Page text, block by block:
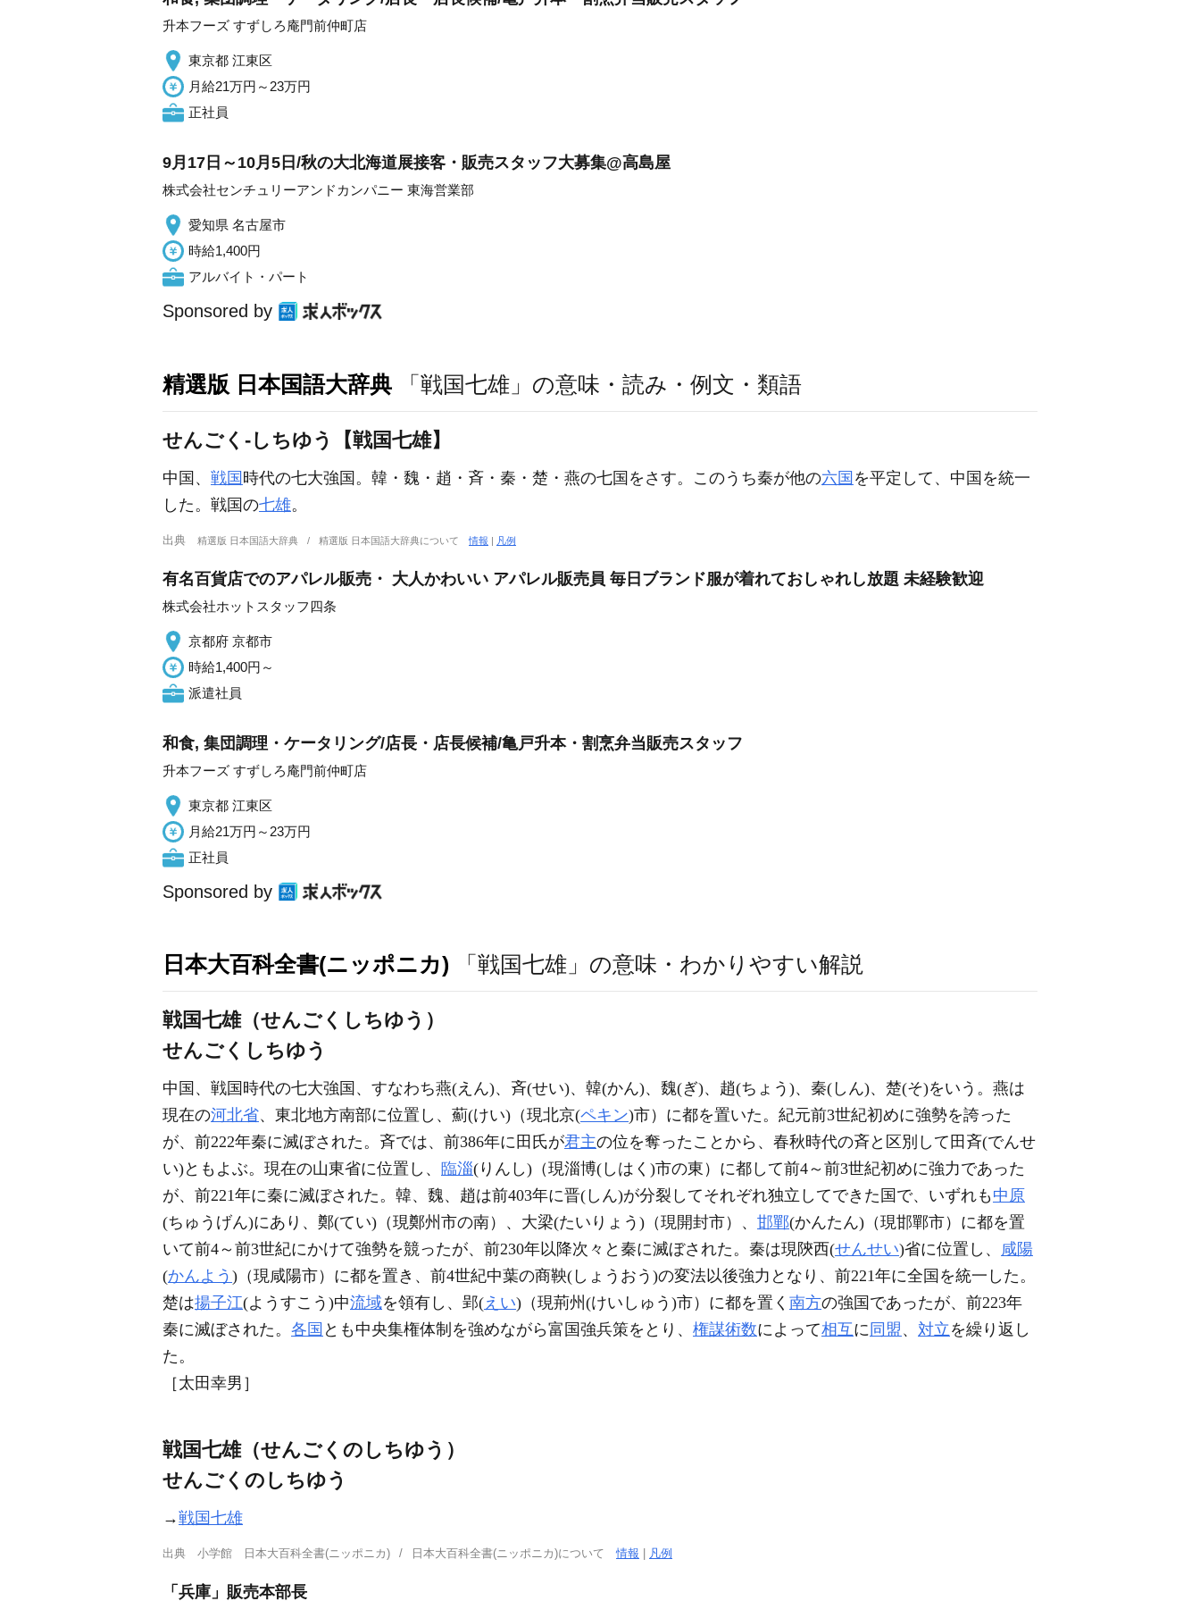
升本フーズ すずしろ庵門前仲町店
東京都 江東区
月給21万円～23万円
正社員
9月17日～10月5日/秋の大北海道展接客・販売スタッフ大募集@高島屋
株式会社センチュリーアンドカンパニー 東海営業部
愛知県 名古屋市
時給1,400円
アルバイト・パート
Sponsored by
精選版 日本国語大辞典 「戦国七雄」の意味・読み・例文・類語
せんごく‐しちゆう【戦国七雄】
中国、 戦国 時代の七大強国。韓・魏・趙・斉・秦・楚・燕の七国をさす。このうち秦が他の六国 を平定して、中国を統一
した。戦国の七雄。
出典 精選版 日本国語大辞典 精選版 日本国語大辞典について情報 | 凡例
有名百貨店でのアパレル販売・ 大人かわいい アパレル販売員 毎日ブランド服が着れておしゃれし放題 未経験歓迎
株式会社ホットスタッフ四条
京都府 京都市
時給1,400円～
派遣社員
和食, 集団調理・ケータリング/店長・店長候補/亀戸升本・割烹弁当販売スタッフ
升本フーズ すずしろ庵門前仲町店
東京都 江東区
月給21万円～23万円
正社員
Sponsored by
日本大百科全書(ニッポニカ) 「戦国七雄」の意味・わかりやすい解説
戦国七雄（せんごくしちゆう）
せんごくしちゆう
中国、戦国時代の七大強国、すなわち燕(えん)、斉(せい)、韓(かん)、魏(ぎ)、趙(ちょう)、秦(しん)、楚(そ)をいう。燕は
現在の河北省、東北地方南部に位置し、薊(けい)（現北京(ペキン)市）に都を置いた。紀元前3世紀初めに強勢を誇った
が、前222年秦に滅ぼされた。斉では、前386年に田氏が君主の位を奪ったことから、春秋時代の斉と区別して田斉(でんせ
い)ともよぶ。現在の山東省に位置し、 臨淄(りんし)（現淄博(しはく)市の東）に都して前4～前3世紀初めに強力であった
が、前221年に秦に滅ぼされた。韓、魏、趙は前403年に晋(しん)が分裂してそれぞれ独立してできた国で、いずれも 中原
(ちゅうげん)にあり、鄭(てい)（現鄭州市の南）、大梁(たいりょう)（現開封市）、 邯鄲(かんたん)（現邯鄲市）に都を置
いて前4～前3世紀にかけて強勢を競ったが、前230年以降次々と秦に滅ぼされた。秦は現陝西(せんせい)省に位置し、 咸陽
(かんよう )（現咸陽市）に都を置き、前4世紀中葉の商鞅(しょうおう)の変法以後強力となり、前221年に全国を統一した。
楚は揚子江(ようすこう)中流域を領有し、郢(えい)（現荊州(けいしゅう)市）に都を置く 南方の強国であったが、前223年
秦に滅ぼされた。 各国 とも中央集権体制を強めながら富国強兵策をとり、 権謀術数によって相互に 同盟 、 対立を繰り返し
た。
［太田幸男］
戦国七雄（せんごくのしちゆう）
せんごくのしちゆう
→戦国七雄
出典 小学館 日本大百科全書(ニッポニカ) 日本大百科全書(ニッポニカ)について情報 凡例
「兵庫」販売本部長